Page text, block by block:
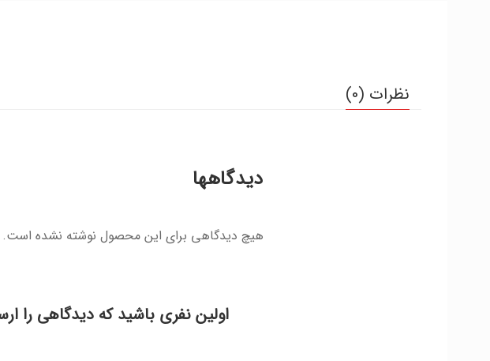
نظرات (0)
دیدگاهها
هیچ دیدگاهی برای این محصول نوشته نشده است.
اولین نفری باشید که دیدگاهی را